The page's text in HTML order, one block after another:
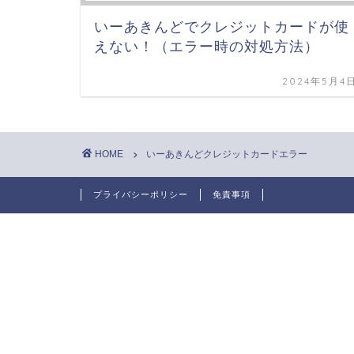
いーあきんどでクレジットカードが使
えない！（エラー時の対処方法）
2024年5月4
HOME いーあきんどクレジットカードエラー
プライバシーポリシー 免責事項